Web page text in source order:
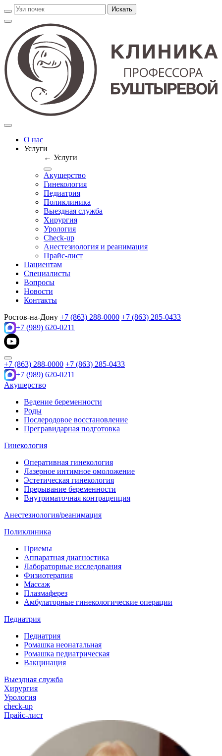
О нас
Услуги
← Услуги
Акушерство
Гинекология
Педиатрия
Поликлиника
Выездная служба
Хирургия
Урология
Check-up
Анестезиология и реанимация
Прайс-лист
Пациентам
Специалисты
Вопросы
Новости
Контакты
Ростов-на-Дону +7 (863) 288-0000 +7 (863) 285-0433
+7 (989) 620-0211
+7 (863) 288-0000 +7 (863) 285-0433
+7 (989) 620-0211
Акушерство
Ведение беременности
Роды
Послеродовое восстановление
Прегравидарная подготовка
Гинекология
Оперативная гинекология
Лазерное интимное омоложение
Эстетическая гинекология
Прерывание беременности
Внутриматочная контрацепция
Анестезиология/реанимация
Поликлиника
Приемы
Аппаратная диагностика
Лабораторные исследования
Физиотерапия
Массаж
Плазмаферез
Амбулаторные гинекологические операции
Педиатрия
Педиатрия
Ромашка неонатальная
Ромашка педиатрическая
Вакцинация
Выездная служба
Хирургия
Урология
check-up
Прайс-лист